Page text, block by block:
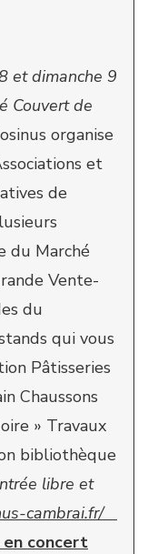
et dimanche 9
Couvert de
organise
et
de
du Marché
Vente-
du
qui vous
Pâtisseries
Chaussons
» Travaux
bibliothèque
libre et
cambrai.fr/
en concert